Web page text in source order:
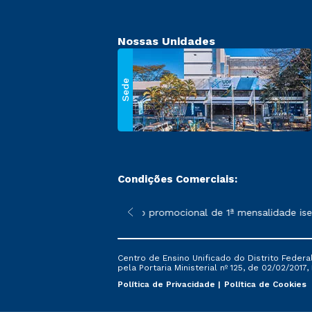
Nossas Unidades
Sede
Condições Comerciais:
sofrer alterações nos períodos de rematrícula
*A condição promocional de 1ª mensalidade
Centro de Ensino Unificado do Distrito
pela Portaria Ministerial nº 125, de 02/02/2017,
Política de Privacidade
Política de Cookies